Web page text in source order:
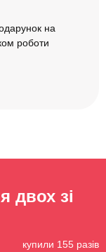
на
роботи
двох зі
купили 155 разів